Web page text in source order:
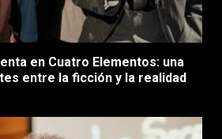
en Cuatro Elementos: una
entre la ficción y la realidad